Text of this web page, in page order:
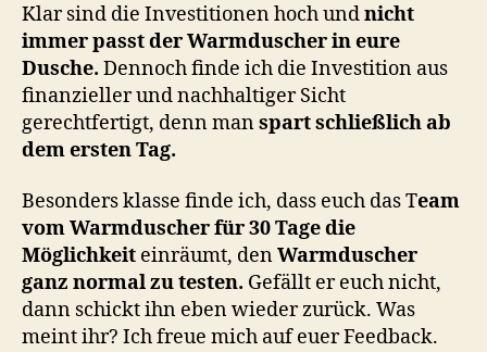
Klar sind die Investitionen hoch undnicht
immer passt der Warmduscher in eure
Dusche. Dennoch finde ich die Investition aus
finanzieller und nachhaltiger Sicht
gerechtfertigt, denn manspart schließlich ab
dem ersten Tag.
Besonders klasse finde ich, dass euch das Team
vom Warmduscher für 30 Tage die
Möglichkeit einräumt, denWarmduscher
ganz normal zu testen. Gefällt er euch nicht,
dann schickt ihn eben wieder zurück. Was
meint ihr? Ich freue mich auf euer Feedback.